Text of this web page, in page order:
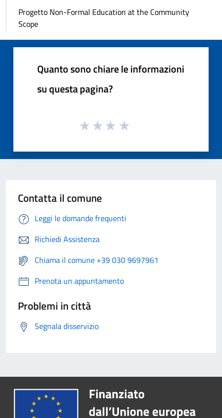
Progetto Non-Formal Education at the Community
Scope
Quanto sono chiare le informazioni
su questa pagina?
Contatta il comune
Leggi le domande frequenti
Richiedi Assistenza
Chiama il comune +39 030 9697961
Prenota un appuntamento
Problemi in città
Segnala disservizio